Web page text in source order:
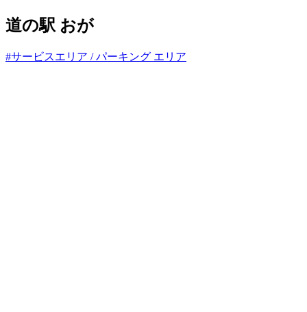
と
道の駅 おが
#サービスエリア / パーキング エリア